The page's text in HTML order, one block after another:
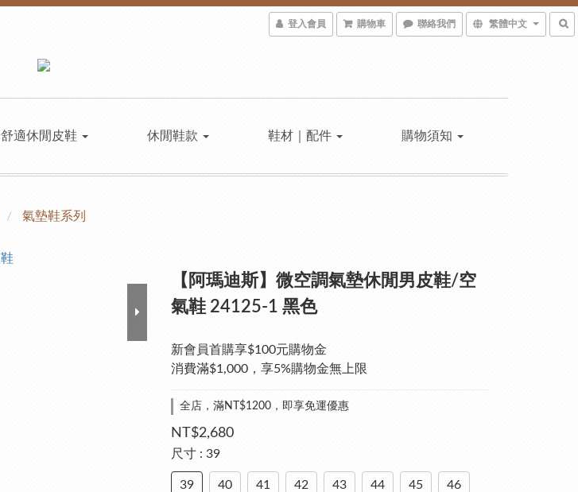
登入會員 購物車 聯絡我們 繁體中文
舒適休閒皮鞋 休閒鞋款 鞋材｜配件 購物須知
氣墊鞋系列
【阿瑪迪斯】微空調氣墊休閒男皮鞋/空
氣鞋 24125-1 黑色
新會員首購享$100元購物金
消費滿$1,000，享5%購物金無上限
全店，滿NT$1200，即享免運優惠
NT$2,680
尺寸 : 39
39 40 41 42 43 44 45 46